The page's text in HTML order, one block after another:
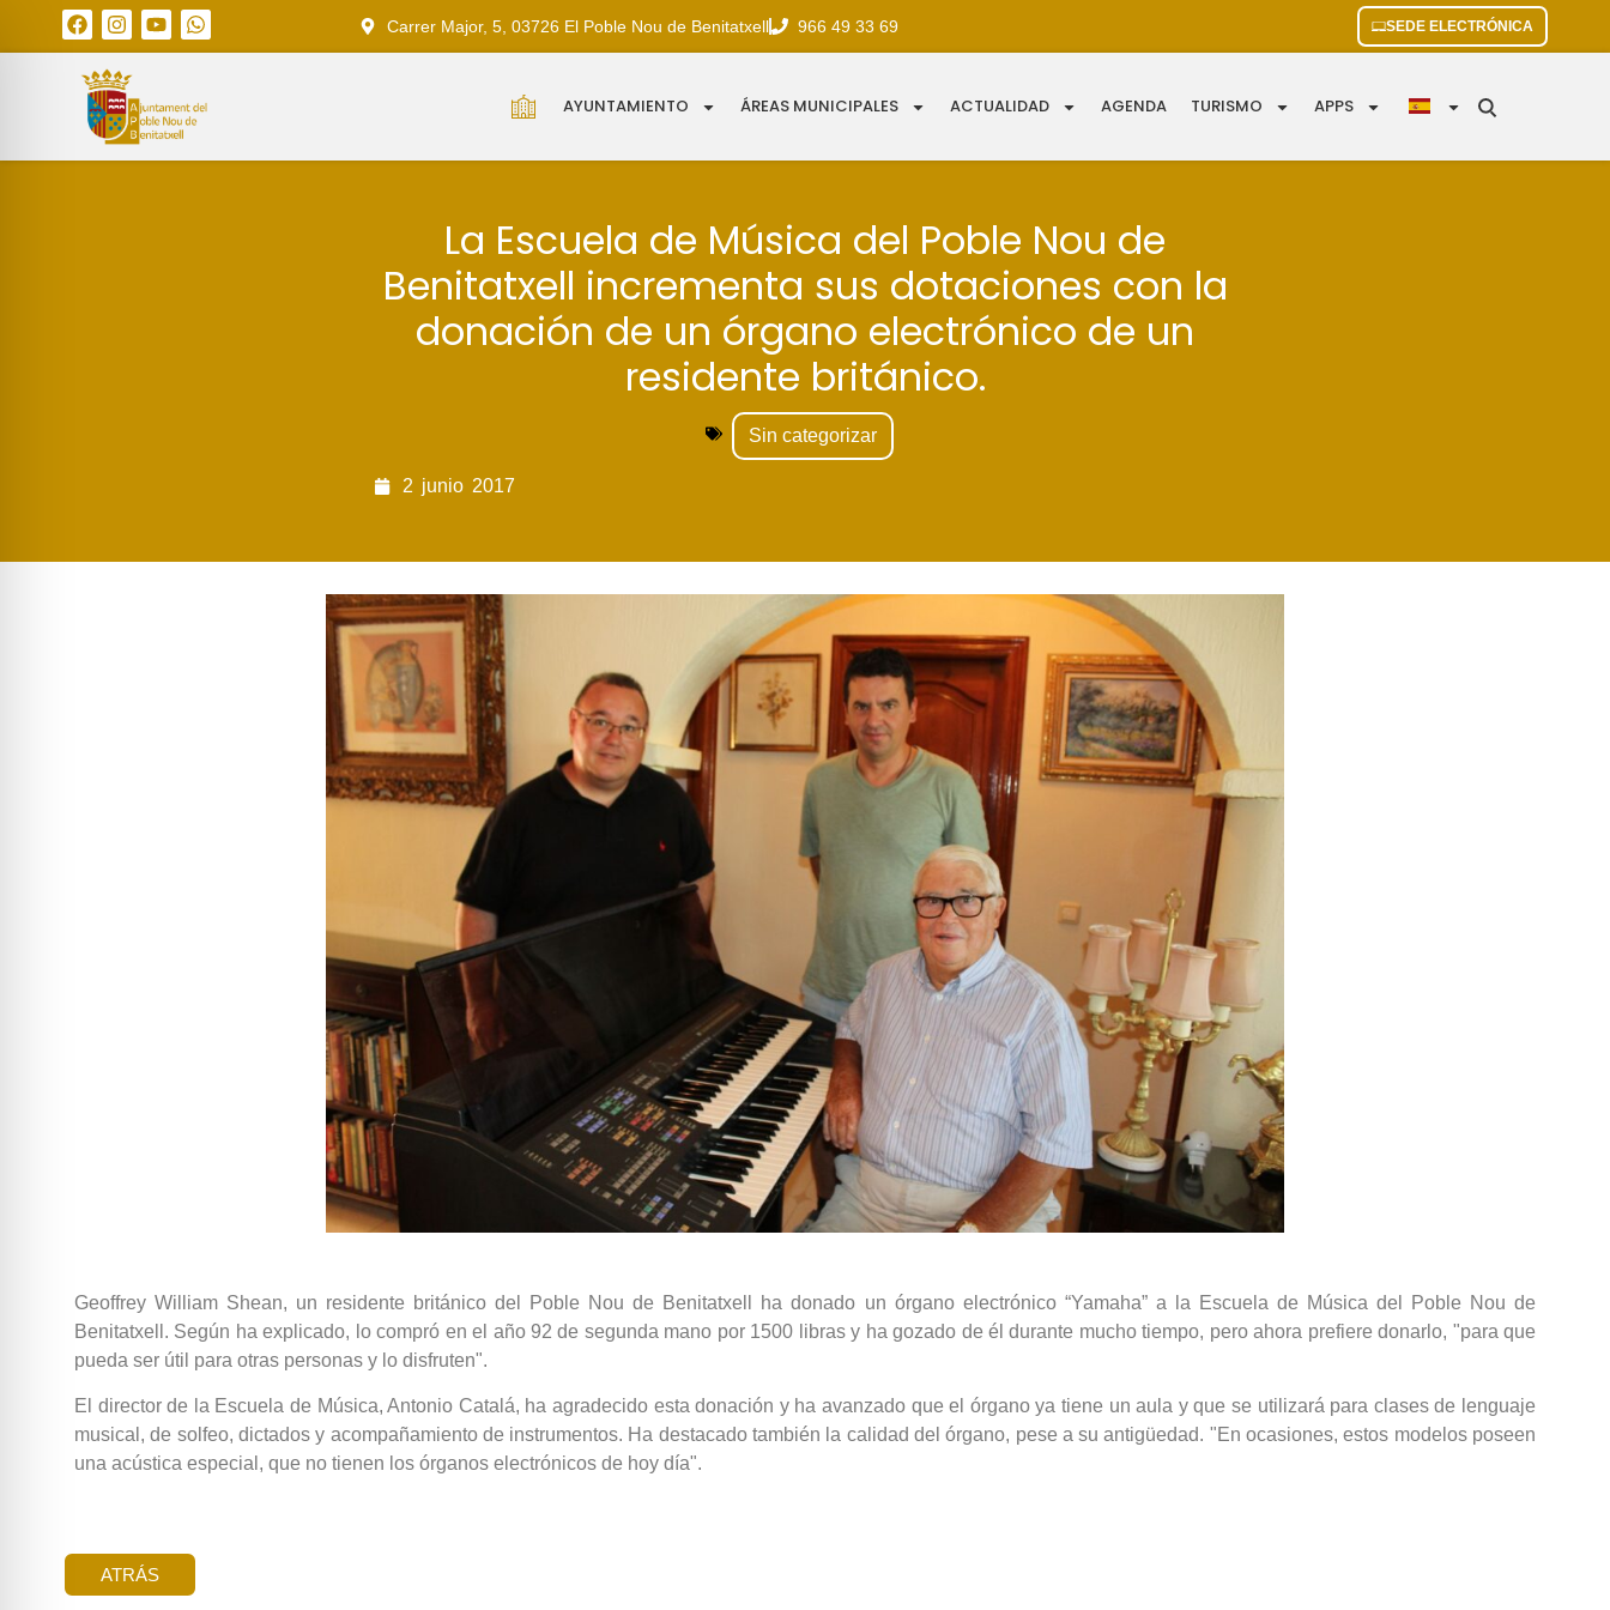
Carrer Major, 5, 03726 El Poble Nou de Benitatxell 966 49 33 69 SEDE ELECTRÓNICA
AYUNTAMIENTO ÁREAS MUNICIPALES ACTUALIDAD AGENDA TURISMO APPS
La Escuela de Música del Poble Nou de
Benitatxell incrementa sus dotaciones con la
donación de un órgano electrónico de un
residente británico.
Sin categorizar
2 junio 2017
Geoffrey William Shean, un residente británico del Poble Nou de Benitatxell ha donado un órgano electrónico “Yamaha” a la Escuela de Música del Poble Nou de
Benitatxell. Según ha explicado, lo compró en el año 92 de segunda mano por 1500 libras y ha gozado de él durante mucho tiempo, pero ahora prefiere donarlo, "para que
pueda ser útil para otras personas y lo disfruten".
El director de la Escuela de Música, Antonio Catalá, ha agradecido esta donación y ha avanzado que el órgano ya tiene un aula y que se utilizará para clases de lenguaje
musical, de solfeo, dictados y acompañamiento de instrumentos. Ha destacado también la calidad del órgano, pese a su antigüedad. "En ocasiones, estos modelos poseen
una acústica especial, que no tienen los órganos electrónicos de hoy día".
ATRÁS